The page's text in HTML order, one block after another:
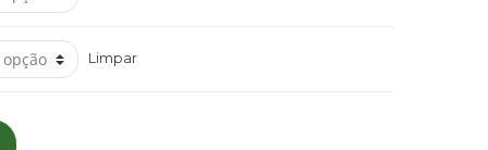
Limpar